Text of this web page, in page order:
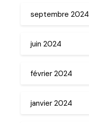
septembre 2024
juin 2024
février 2024
janvier 2024